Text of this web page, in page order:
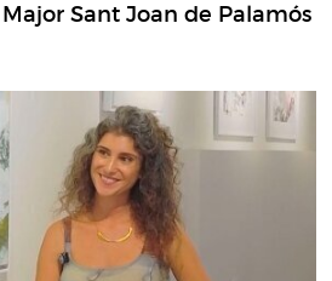
Sant Joan de Palamós